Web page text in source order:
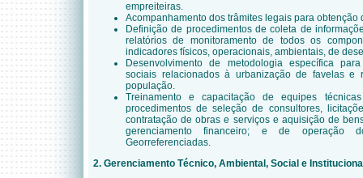
empreiteiras.
Acompanhamento dos trâmites legais para
Definição de procedimentos de coleta de
relatórios de monitoramento de todos os
indicadores físicos, operacionais, ambientais, de
Desenvolvimento de metodologia específica
sociais relacionados à urbanização de favelas e
população.
Treinamento e capacitação de equipes
procedimentos de seleção de consultores,
contratação de obras e serviços e aquisição de
gerenciamento financeiro; e de operação
Georreferenciadas.
2. Gerenciamento Técnico, Ambiental, Social e